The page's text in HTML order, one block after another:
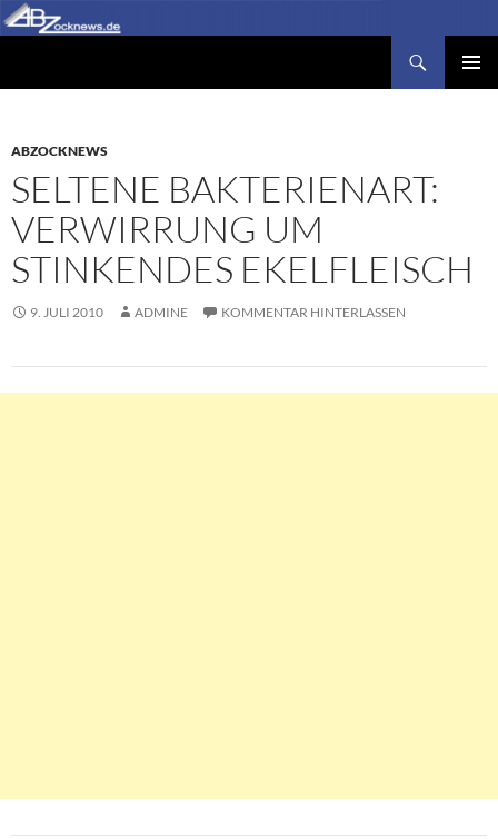
Zum
Inhalt
ABZOCKNEWS
SELTENE BAKTERIENART:
VERWIRRUNG UM
STINKENDES EKELFLEISCH
9. JULI 2010 ADMINE KOMMENTAR HINTERLASSEN